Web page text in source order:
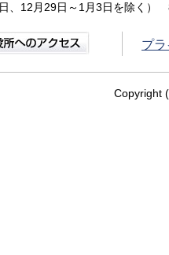
、12月29日～1月3日を除く）
プ
Copyright